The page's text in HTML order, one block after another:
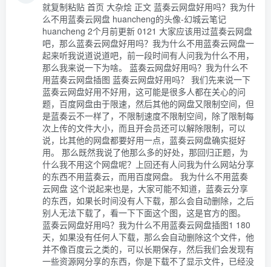
就复制粘贴 首页 大杂烩 正文 蓝奏云网盘好用吗？我为什
么不用蓝奏云网盘 huancheng的头像-幻城云笔记
huancheng 2个月前更新 0121 大家应该用过蓝奏云网盘
吧，那么蓝奏云网盘好用吗？我为什么不用蓝奏云网盘一
起来听我说道说道吧，前一段时间有人问我为什么不用，
那么我来说一下为啥。 蓝奏云网盘好用吗？我为什么不
用蓝奏云网盘插图 蓝奏云网盘好用吗？ 我们先来说一下
蓝奏云网盘好用不好用，这可能是很多人都在关心的问
题，百度网盘由于限速，然后其他的网盘又限制空间，但
是蓝奏云不一样了，不限制速度不限制空间，除了限制每
次上传的文件大小，而且开会员还可以解除限制，可以
说，比其他的网盘都要好用一点，蓝奏云网盘确实挺好
用。 那么既然我说了他那么多的好处，那回归正题，为
什么我不用这个网盘呢？上回还有人问我为什么网站分享
的东西不用蓝奏云，而用百度网盘。 我为什么不用蓝奏
云网盘 这个说起来也是，大家可能不知道，蓝奏云分享
的东西，如果长时间没有人下载，那么会自动删除，之后
别人无法下载了，看一下下面这个图，这是官方的图。
蓝奏云网盘好用吗？我为什么不用蓝奏云网盘插图1 180
天，如果没有任何人下载，那么会自动删除这个文件，他
并不像百度云之类的，可以长期保存，然后我们会发现有
一些资源网分享的东西，你是下载不了显示文件，已经没